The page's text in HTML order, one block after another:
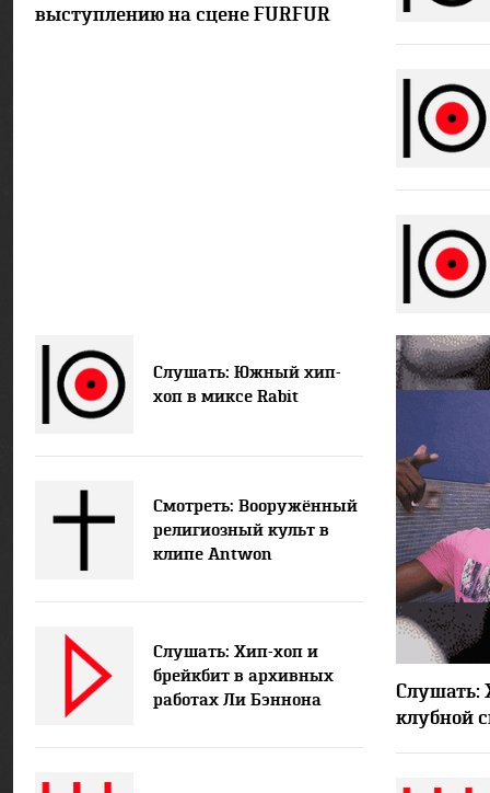
выступлению на сцене FURFUR
Слушать: Южный хип-
хоп в миксе Rabit
Смотреть: Вооружённый
религиозный культ в
клипе Antwon
Слушать: Хип-хоп и
брейкбит в архивных
работах Ли Бэннона
Слушать:
клубной